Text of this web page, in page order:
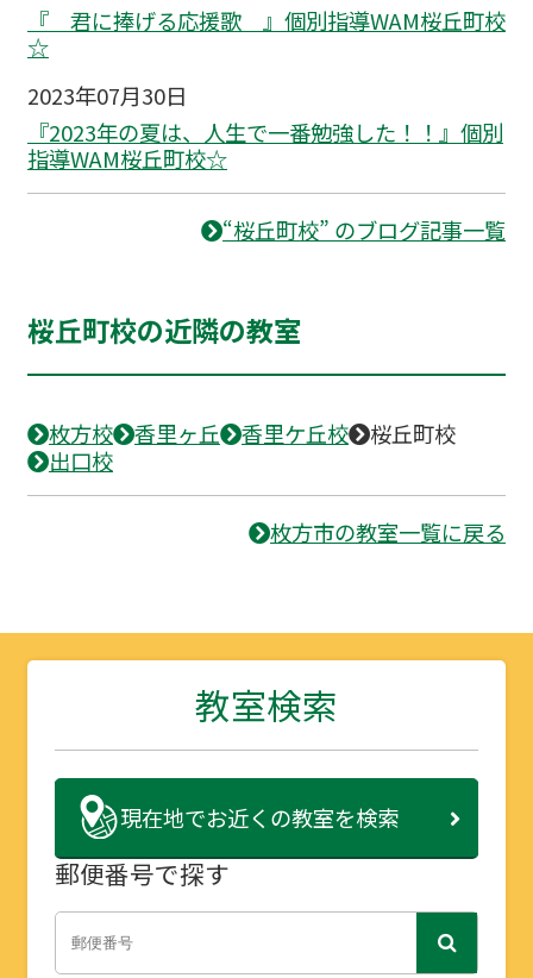
『 君に捧げる応援歌 』個別指導WAM桜丘町校
☆
2023年07月30日
『2023年の夏は、人生で一番勉強した！！』個別
指導WAM桜丘町校☆
“桜丘町校” のブログ記事一覧
桜丘町校の近隣の教室
枚方校 香里ヶ丘 香里ケ丘校
桜丘町校
出口校
枚方市の教室一覧に戻る
教室検索
現在地でお近くの教室を検索
郵便番号で探す